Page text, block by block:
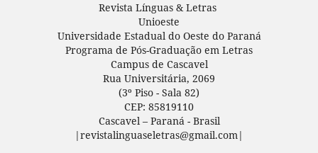
Revista Línguas & Letras
Unioeste
Universidade Estadual do Oeste do Paraná
Programa de Pós-Graduação em Letras
Campus de Cascavel
Rua Universitária, 2069
(3º Piso - Sala 82)
CEP: 85819110
Cascavel – Paraná - Brasil
|revistalinguaseletras@gmail.com|